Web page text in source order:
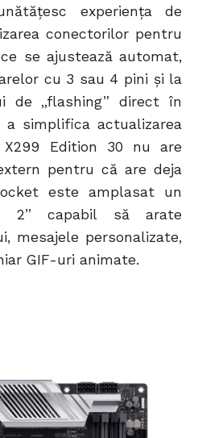
experiența de
conectorilor pentru
se ajustează automat,
cu 3 sau 4 pini și la
de „flashing” direct în
a simplifica actualizarea
Edition 30 nu are
pentru că are deja
este amplasat un
2” capabil să arate
mesajele personalizate,
GIF-uri animate.